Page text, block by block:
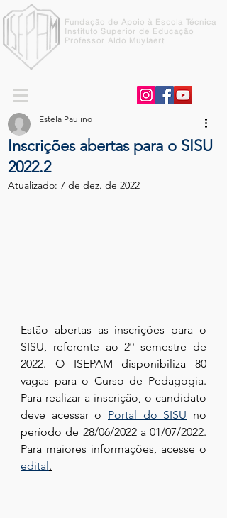
Fundação de Apoio à Escola Técnica
Instituto Superior de Educação
Professor Aldo Muylaert
Inscrições abertas para o SISU
2022.2
Estela Paulino
Atualizado: 7 de dez. de 2022
Estão abertas as inscrições para o
SISU, referente ao 2º semestre de
2022. O ISEPAM disponibiliza 80
vagas para o Curso de Pedagogia.
Para realizar a inscrição, o candidato
deve acessar o Portal do SISU no
período de 28/06/2022 a 01/07/2022.
edital .